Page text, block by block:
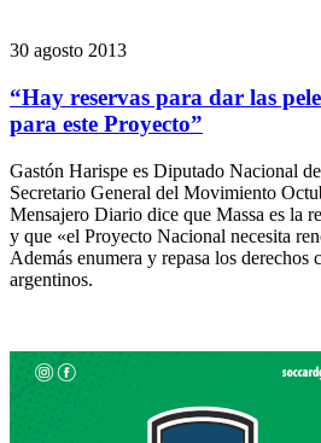
30 agosto 2013
“Hay reservas para dar las
para este Proyecto”
Gastón Harispe es Diputado Nacional
Secretario General del Movimiento
Mensajero Diario dice que Massa es la
y que «el Proyecto Nacional necesita
Además enumera y repasa los derechos
argentinos.